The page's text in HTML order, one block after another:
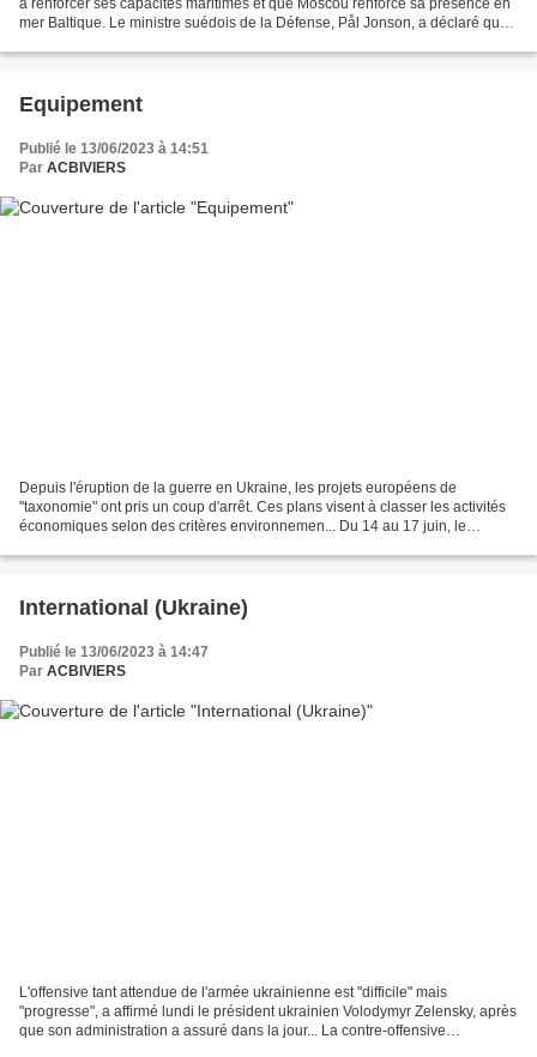
mer Baltique. Le ministre suédois de la Défense, Pål Jonson, a déclaré que
Equipement
Publié le 13/06/2023 à 14:51
Par ACBIVIERS
Depuis l'éruption de la guerre en Ukraine, les projets européens de
"taxonomie" ont pris un coup d'arrêt. Ces plans visent à classer les activités
économiques selon des critères environnemen... Du 14 au 17 juin, le
International (Ukraine)
Publié le 13/06/2023 à 14:47
Par ACBIVIERS
L'offensive tant attendue de l'armée ukrainienne est "difficile" mais
"progresse", a affirmé lundi le président ukrainien Volodymyr Zelensky, après
que son administration a assuré dans la jour... La contre-offensive